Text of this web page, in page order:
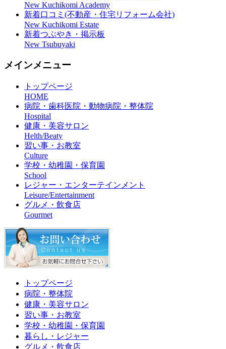
New Kuchikomi Academy
新着口コミ(不動産・住宅リフォーム会社)
New Kuchikomi Estate
新着つぶやき・掲示板
New Tsubuyaki
メインメニュー
トップページ
HOME
病院・歯科医院・動物病院・整体院
Hospital
健康・美容サロン
Helth/Beaty
習い事・お教室
Culture
学校・幼稚園・保育園
School
レジャー・エンターテインメント
Leisure/Entertainment
グルメ・飲食店
Gourmet
トップページ
病院・整体院
健康・美容サロン
習い事・お教室
学校・幼稚園・保育園
暮らし・レジャー
グルメ・飲食店